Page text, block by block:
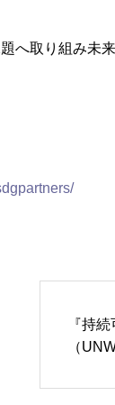
へ取り組み未
『持
（